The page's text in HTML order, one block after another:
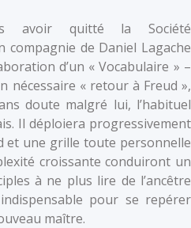
avoir quitté la Société
compagnie de Daniel Lagache
d’un « Vocabulaire » –
nécessaire « retour à Freud »,
doute malgré lui, l’habituel
Il déploiera progressivement
et une grille toute personnelle
croissante conduiront un
à ne plus lire de l’ancêtre
pour se repérer
maître.